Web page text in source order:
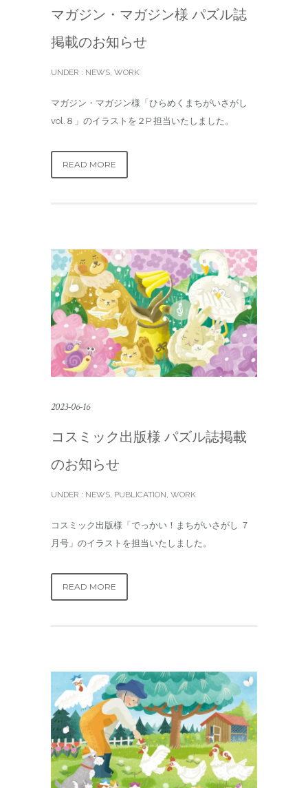
マガジン・マガジン様 パズル誌
掲載のお知らせ
UNDER : NEWS WORK
マガジン・マガジン様「ひらめくまちがいさがし
vol.８」のイラストを２P 担当いたしました。
READ MORE
2023-06-16
コスミック出版様 パズル誌掲載
のお知らせ
UNDER : NEWS, PUBLICATION, WORK
コスミック出版様「でっかい！まちがいさがし ７
月号」のイラストを担当いたしました。
READ MORE